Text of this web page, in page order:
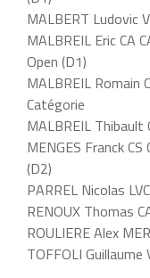
MALBERT Ludovic
MALBREIL Eric CA
Open (D1)
MALBREIL Romain
Catégorie
MALBREIL Thibault
MENGES Franck
(D2)
PARREL Nicolas
RENOUX Thomas
ROULIERE Alex
TOFFOLI Guillaume